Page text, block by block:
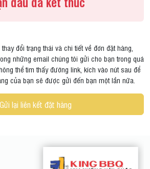
đổi trạng thái và chi tiết về đơn đặt hàng,
những email chúng tôi gửi cho bạn trong quá
thể tìm thấy đường link, kích vào nút sau để
của bạn sẽ được gửi đến bạn một lần nữa.
Gửi lại liên kết đặt hàng